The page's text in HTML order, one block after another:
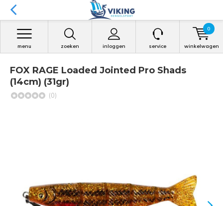
zoeken inloggen
menu service winkelwagen
0
FOX RAGE Loaded Jointed Pro Shads
(14cm) (31gr)
(0)